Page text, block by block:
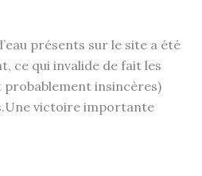
présents sur le site a été
ce qui invalide de fait les
insincères)
victoire importante